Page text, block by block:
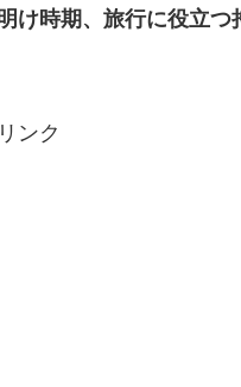
け時期、旅行に役立つ
ンク